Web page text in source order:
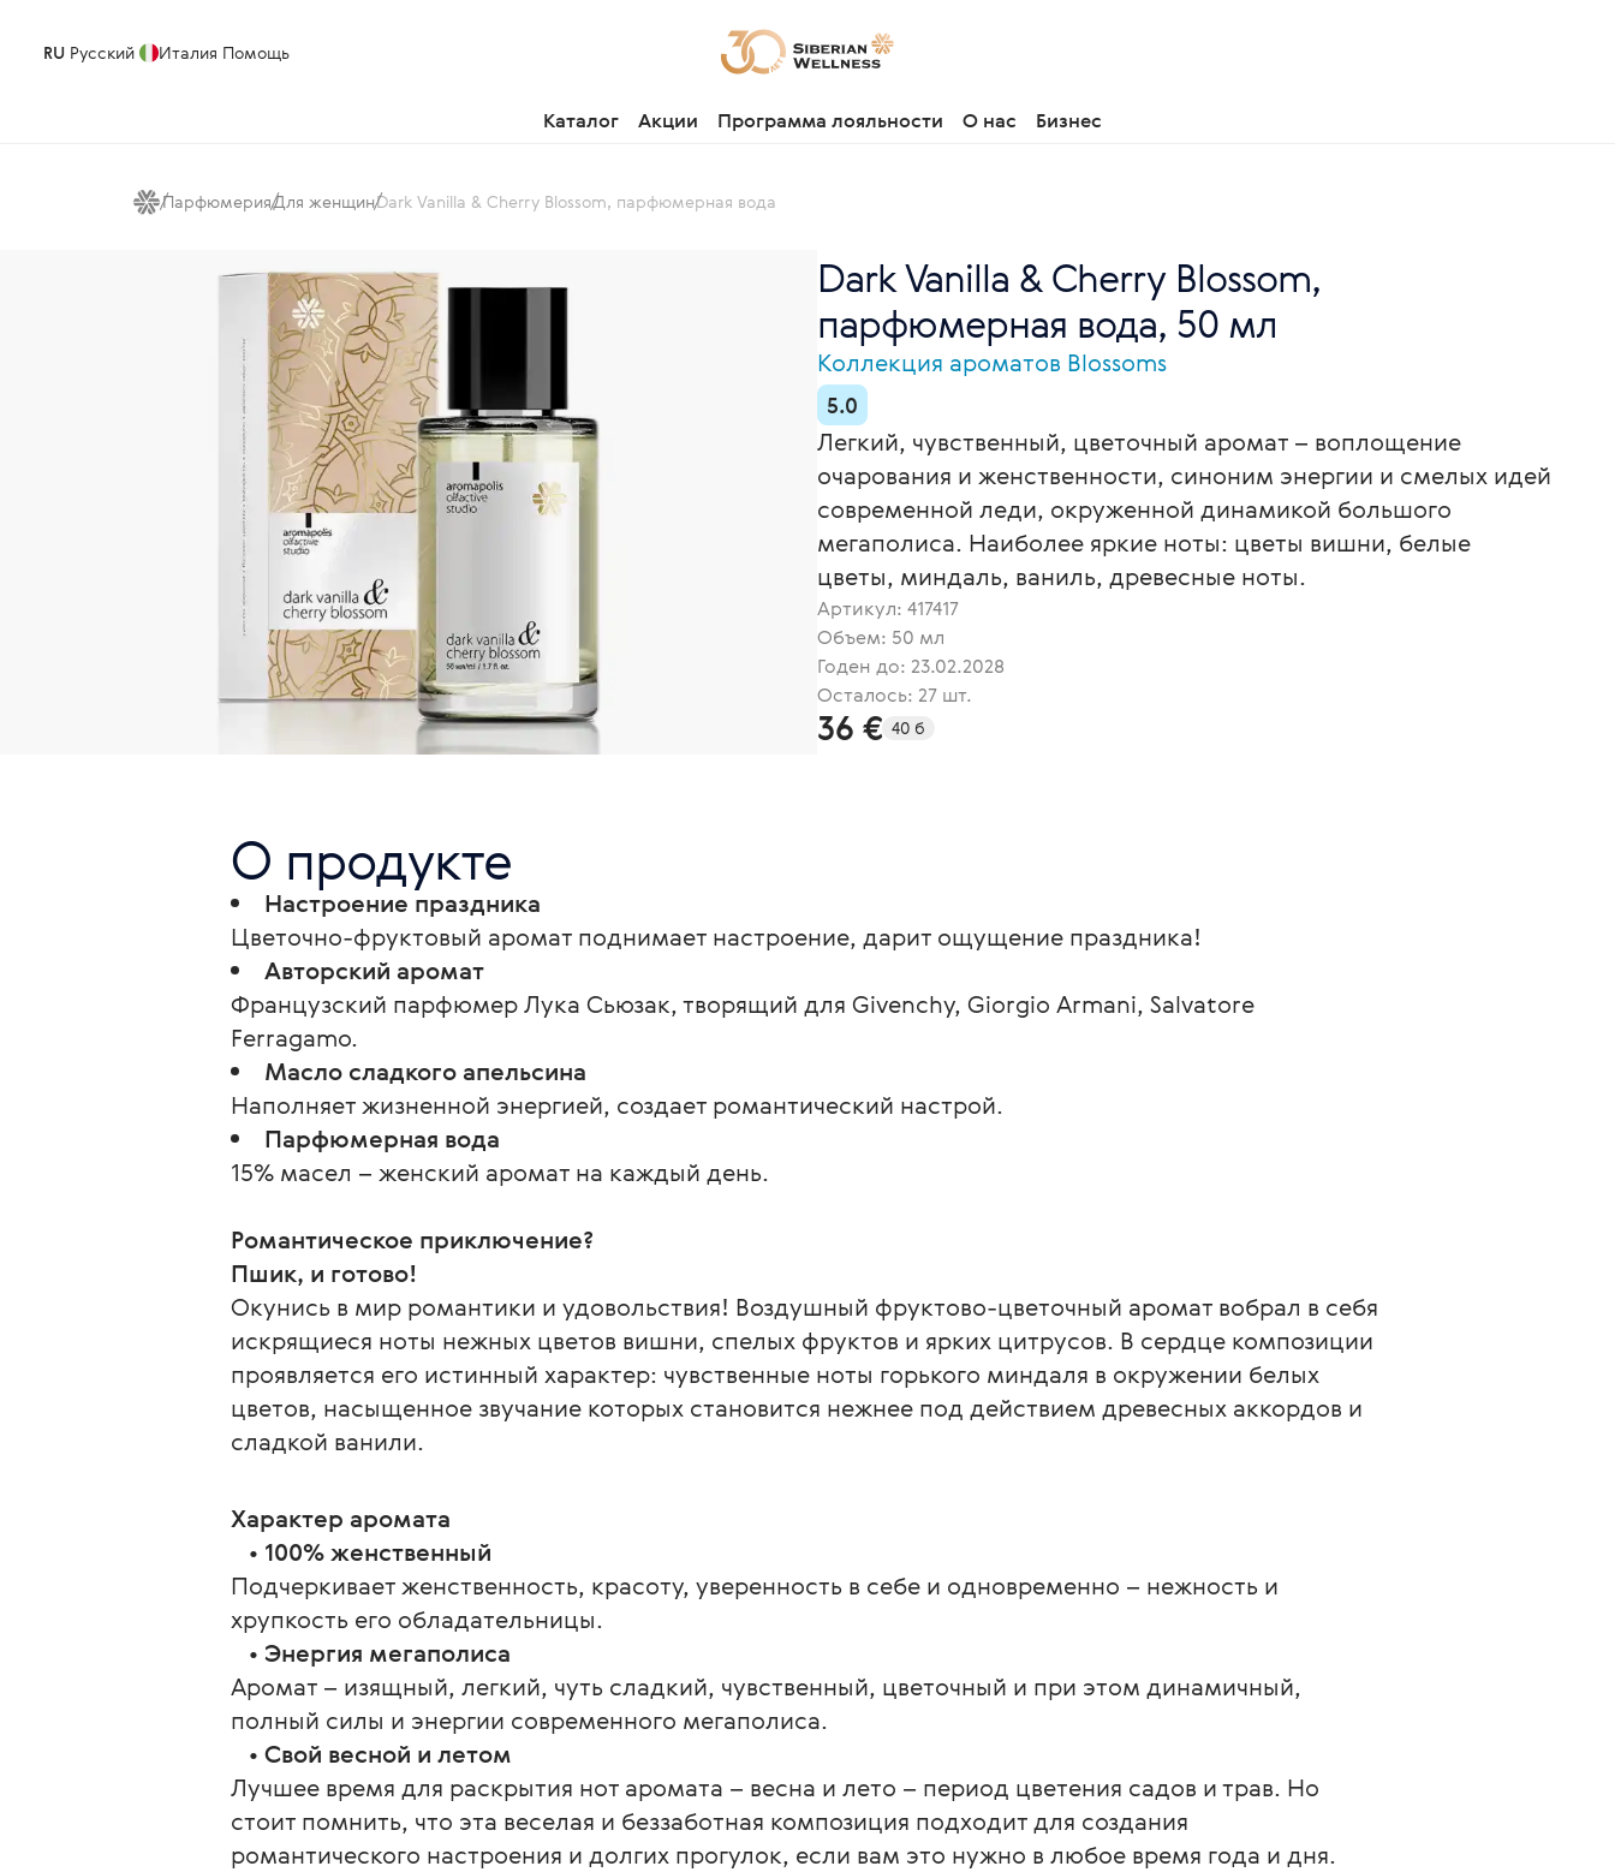
RU Русский Италия Помощь
Каталог Акции Программа лояльности О нас Бизнес
ПарфюмерияДля женщинDark Vanilla & Cherry Blossom, парфюмерная вода
Dark Vanilla & Cherry Blossom,
парфюмерная вода, 50 мл
Коллекция ароматов Blossoms
5.0
Легкий, чувственный, цветочный аромат – воплощение
очарования и женственности, синоним энергии и смелых идей
современной леди, окруженной динамикой большого
мегаполиса. Наиболее яркие ноты: цветы вишни, белые
цветы, миндаль, ваниль, древесные ноты.
Артикул: 417417
Объем: 50 мл
Годен до: 23.02.2028
Осталось: 27 шт.
36 € 40 б
О продукте
Настроение праздника
Цветочно-фруктовый аромат поднимает настроение, дарит ощущение праздника!
Авторский аромат
Французский парфюмер Лука Сьюзак, творящий для Givenchy, Giorgio Armani, Salvatore
Ferragamo.
Масло сладкого апельсина
Наполняет жизненной энергией, создает романтический настрой.
Парфюмерная вода
15% масел – женский аромат на каждый день.
Романтическое приключение?
Пшик, и готово!
Окунись в мир романтики и удовольствия! Воздушный фруктово-цветочный аромат вобрал в себя
искрящиеся ноты нежных цветов вишни, спелых фруктов и ярких цитрусов. В сердце композиции
проявляется его истинный характер: чувственные ноты горького миндаля в окружении белых
цветов, насыщенное звучание которых становится нежнее под действием древесных аккордов и
сладкой ванили.
Характер аромата
• 100% женственный
Подчеркивает женственность, красоту, уверенность в себе и одновременно – нежность и
хрупкость его обладательницы.
• Энергия мегаполиса
Аромат – изящный, легкий, чуть сладкий, чувственный, цветочный и при этом динамичный,
полный силы и энергии современного мегаполиса.
• Свой весной и летом
Лучшее время для раскрытия нот аромата – весна и лето – период цветения садов и трав. Но
стоит помнить, что эта веселая и беззаботная композиция подходит для создания
романтического настроения и долгих прогулок, если вам это нужно в любое время года и дня.